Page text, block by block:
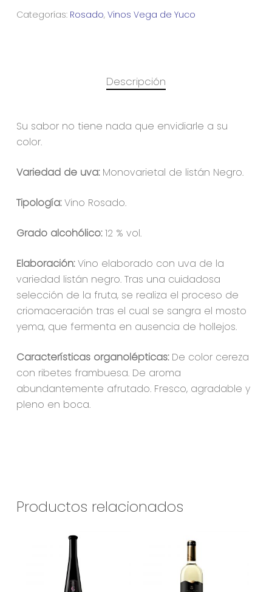
Categorías: Rosado, Vinos Vega de Yuco
Descripción
Su sabor no tiene nada que envidiarle a su
color.
Variedad de uva:Monovarietal de listán Negro.
Tipología:Vino Rosado.
Grado alcohólico:12 % vol.
Elaboración:Vino elaborado con uva de la
variedad listán negro. Tras una cuidadosa
selección de la fruta, se realiza el proceso de
criomaceración tras el cual se sangra el mosto
yema, que fermenta en ausencia de hollejos.
Características organolépticas:De color cereza
con ribetes frambuesa. De aroma
abundantemente afrutado. Fresco, agradable y
pleno en boca.
Productos relacionados